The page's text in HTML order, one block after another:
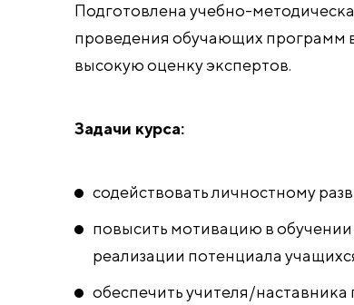
Подготовлена учебно-
проведения обучающих программ
высокую оценку экспертов.
Задачи курса:
содействовать личностному
повысить мотивацию в обучении
реализации потенциала
обеспечить учителя/